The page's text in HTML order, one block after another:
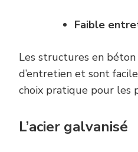
Faible e
Les structures en
d’entretien et sont
choix pratique pour les
L’acier galvanisé